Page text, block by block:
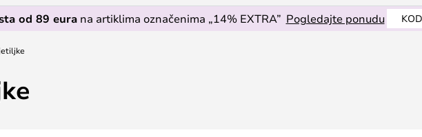
od 89 eurana artiklima označenima „14% EXTRA” Pogledajte ponudu